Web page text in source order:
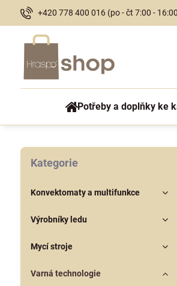
+420 778 400 016 (po - čt 7:00 -
Potřeby a doplňky ke
Kategorie
Konvektomaty a multifunkce
Výrobníky ledu
Mycí stroje
Varná technologie